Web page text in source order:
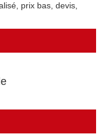
prix bas, devis,